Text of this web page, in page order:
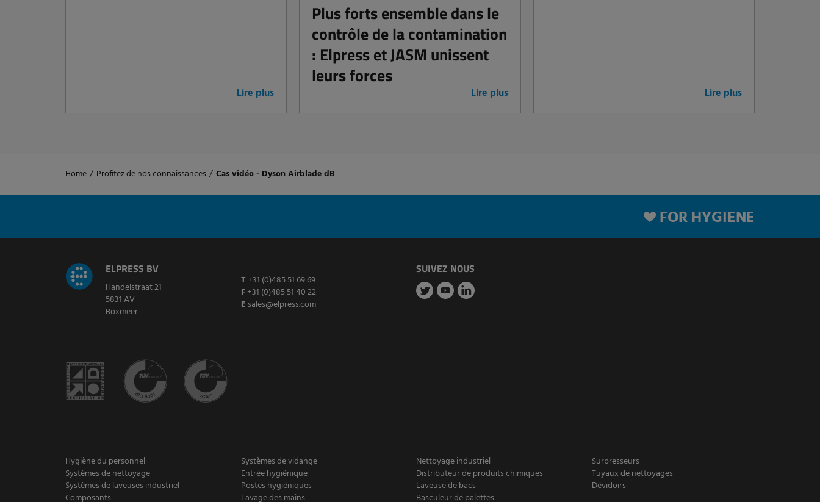
Lire plus
Plus forts ensemble dans le
contrôle de la contamination
: Elpress et JASM unissent
leurs forces
Lire plus Lire plus
Home / Profitez de nos connaissances / Cas vidéo - Dyson Airblade dB
FOR HYGIENE
ELPRESS BV
Handelstraat 21
5831 AV
Boxmeer
T +31 (0)485 51 69 69
F+31 (0)485 51 40 22
E sales@elpress.com
SUIVEZ NOUS
Hygiène du personnel
Systèmes de nettoyage
Systèmes de laveuses industriel
Composants
Systèmes de vidange
Entrée hygiénique
Postes hygiéniques
Lavage des mains
Nettoyage industriel
Distributeur de produits chimiques
Laveuse de bacs
Basculeur de palettes
Surpresseurs
Tuyaux de nettoyages
Dévidoirs